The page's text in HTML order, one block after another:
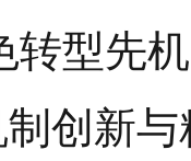
转型先
创新